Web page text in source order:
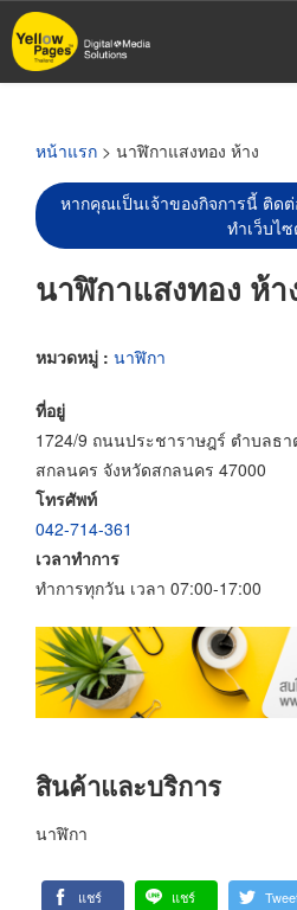
ข้าม
ไป
หน้าแรก > นาฬิกาแสงทอง ห้าง
หากคุณเป็นเจ้าของกิจการนี้ ติด
ทำเว็บไ
นาฬิกาแสงทอง ห้า
หมวดหมู่ : นาฬิกา
ที่อยู่
1724/9 ถนนประชาราษฎร์ ตำบลธา
สกลนคร จังหวัดสกลนคร 47000
โทรศัพท์
042-714-361
เวลาทำการ
ทำการทุกวัน เวลา 07:00-17:00
สินค้าและบริการ
นาฬิกา
แชร์ แชร์